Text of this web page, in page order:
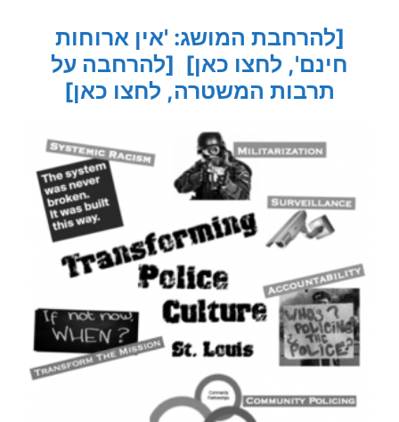
[להרחבת המושג: 'אין ארוחות
חינם', לחצו כאן] [להרחבה על
תרבות המשטרה, לחצו כאן]